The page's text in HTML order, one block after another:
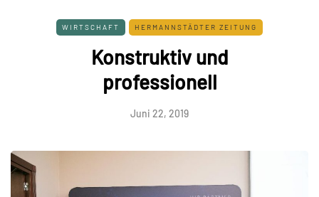
WIRTSCHAFT HERMANNSTÄDTER ZEITUNG
Konstruktiv und
professionell
Juni 22, 2019